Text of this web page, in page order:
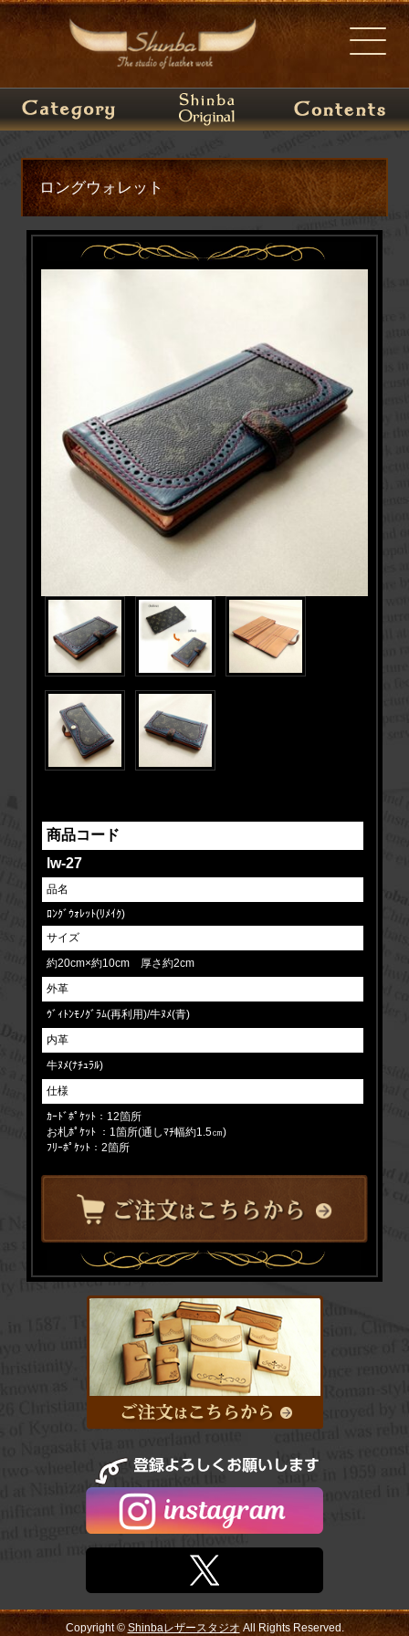
ロングウォレット
商品コード
lw-27
品名
ﾛﾝｸﾞｳｫﾚｯﾄ(ﾘﾒｲｸ)
サイズ
約20cm×約10cm 厚さ約2cm
外革
ｳﾞｨﾄﾝﾓﾉｸﾞﾗﾑ(再利用)/牛ﾇﾒ(青)
内革
牛ﾇﾒ(ﾅﾁｭﾗﾙ)
仕様
ｶｰﾄﾞﾎﾟｹｯﾄ：12箇所
お札ﾎﾟｹｯﾄ ：1箇所(通しﾏﾁ幅約1.5㎝)
ﾌﾘｰﾎﾟｹｯﾄ：2箇所
Copyright © Shinbaレザースタジオ All Rights Reserved.